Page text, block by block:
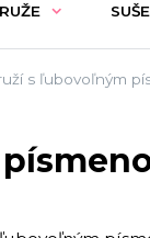
s ľubovoľným